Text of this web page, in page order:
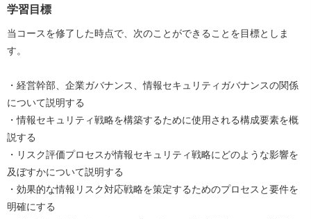
学習目標
当コースを修了した時点で、次のことができることを目標としま
す。
・経営幹部、企業ガバナンス、情報セキュリティガバナンスの関係
について説明する
・情報セキュリティ戦略を構築するために使用される構成要素を概
説する
・リスク評価プロセスが情報セキュリティ戦略にどのような影響を
及ぼすかについて説明する
・効果的な情報リスク対応戦略を策定するためのプロセスと要件を
明確にする